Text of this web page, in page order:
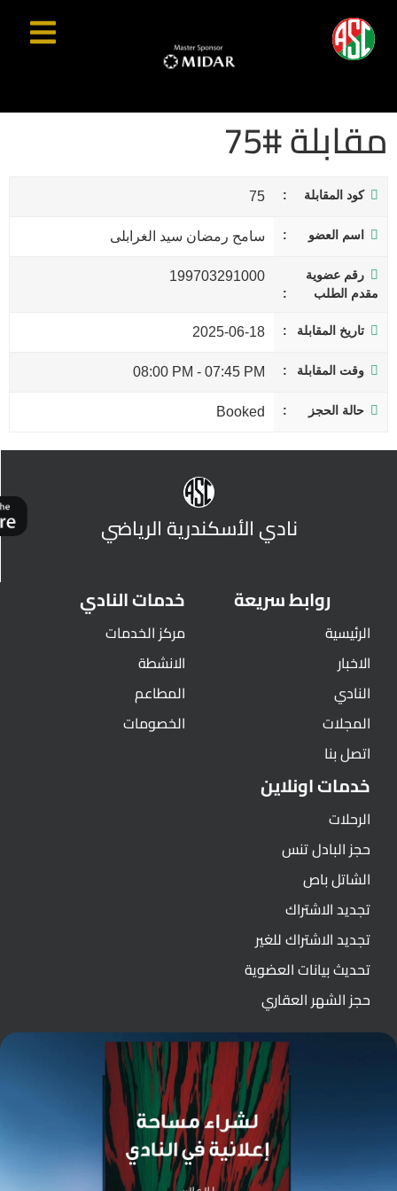
مقابلة #75
كود المقابلة 75
اسم العضو سامح رمضان سيد الغرابلى
رقم عضوية
مقدم الطلب
199703291000
تاريخ المقابلة 2025-06-18
وقت المقابلة 07:45 PM
-
08:00 PM
حالة الحجز Booked
نادي الأسكندرية الرياضي
روابط سريعة
الرئيسية
الاخبار
النادي
المجلات
اتصل بنا
خدمات النادي
مركز الخدمات
الانشطة
المطاعم
الخصومات
خدمات اونلاين
الرحلات
حجز البادل تنس
الشاتل باص
تجديد الاشتراك
تجديد الاشتراك للغير
تحديث بيانات العضوية
حجز الشهر العقاري